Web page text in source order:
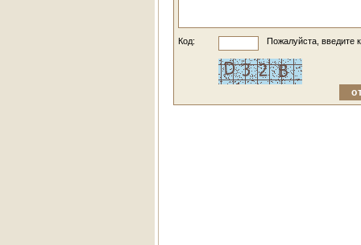
Код: Пожалуйста, введите